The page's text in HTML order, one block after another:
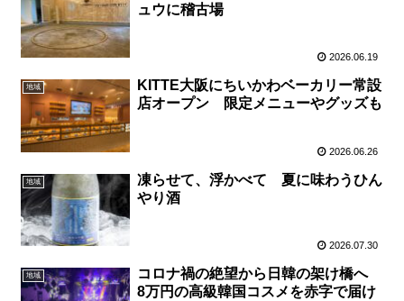
ュウに稽古場
2026.06.19
地域
KITTE大阪にちいかわベーカリー常設
店オープン 限定メニューやグッズも
2026.06.26
地域
凍らせて、浮かべて 夏に味わうひん
やり酒
2026.07.30
地域
コロナ禍の絶望から日韓の架け橋へ
8万円の高級韓国コスメを赤字で届け